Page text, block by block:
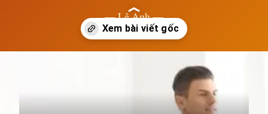
— Lê Anh —